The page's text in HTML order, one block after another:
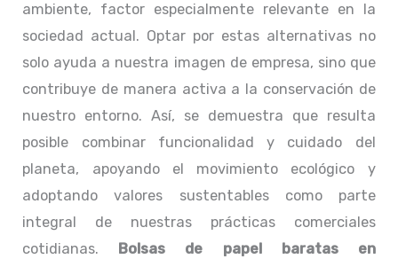
ambiente, factor especialmente relevante en la
sociedad actual. Optar por estas alternativas no
solo ayuda a nuestra imagen de empresa, sino que
contribuye de manera activa a la conservación de
nuestro entorno. Así, se demuestra que resulta
posible combinar funcionalidad y cuidado del
planeta, apoyando el movimiento ecológico y
adoptando valores sustentables como parte
integral de nuestras prácticas comerciales
cotidianas.
Bolsas de papel baratas en